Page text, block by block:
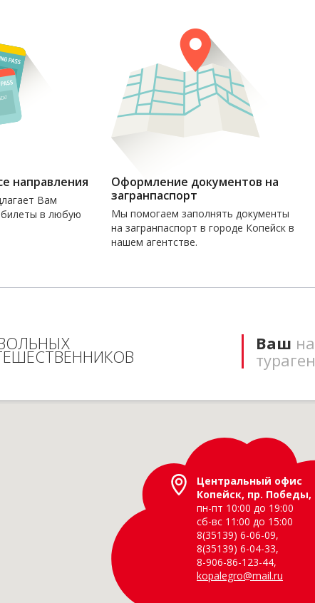
направления
Вам
в любую
Оформление документов на
загранпаспорт
Мы помогаем заполнять документы
на загранпаспорт в городе Копейск в
нашем агентстве.
Это чистая правда, не верите -
Ваш
Центральный офис
Копейск, пр. Победы,
пн-пт 10:00 до 19:00
сб-вс 11:00 до 15:00
8(35139) 6-06-09,
8(35139) 6-04-33,
8-906-86-123-44,
kopalegro@mail.ru